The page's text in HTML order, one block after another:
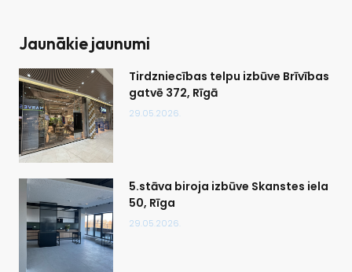
Jaunākie jaunumi
Tirdzniecības telpu izbūve Brīvības
gatvē 372, Rīgā
29.05.2026.
5.stāva biroja izbūve Skanstes iela
50, Rīga
29.05.2026.